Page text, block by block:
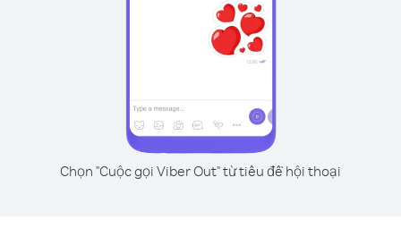
Chọn "Cuộc gọi Viber Out" từ tiêu đề hội thoại